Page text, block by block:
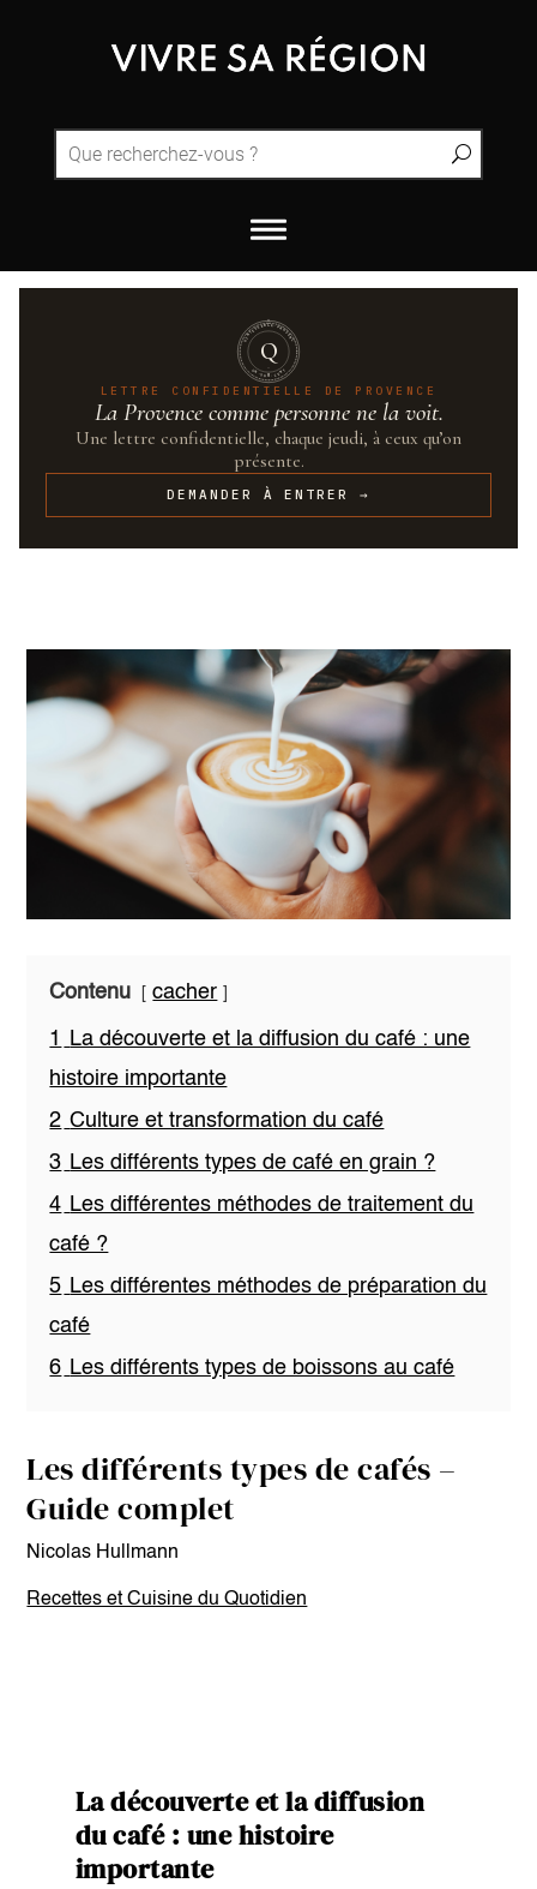
QUINTESSENCE·PROVENCE
UN·SUR·CENT
Q
LETTRE CONFIDENTIELLE DE PROVENCE
La Provence comme personne ne la voit.
Une lettre confidentielle, chaque jeudi, à ceux qu’on
présente.
DEMANDER À ENTRER →
Contenu cacher
1
La découverte et la diffusion du café : une
histoire importante
2 Culture et transformation du café
3 Les différents types de café en grain ?
4 Les différentes méthodes de traitement du
café ?
5 Les différentes méthodes de préparation du
café
6 Les différents types de boissons au café
Les différents types de cafés –
Guide complet
Nicolas Hullmann
Recettes et Cuisine du Quotidien
La découverte et la diffusion
du café : une histoire
importante